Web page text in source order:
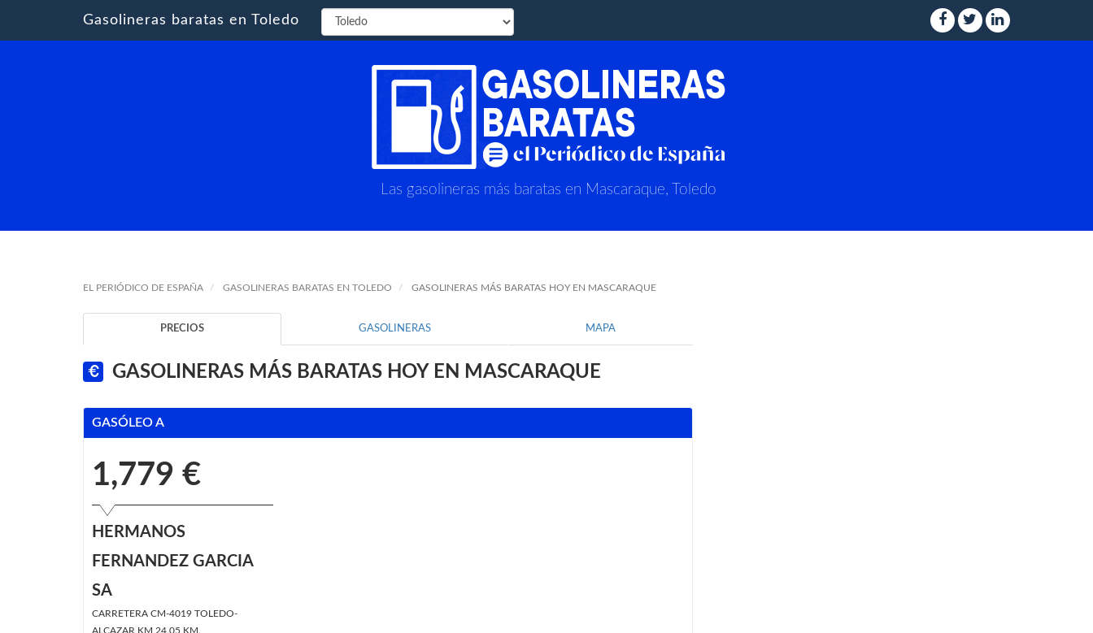
Gasolineras baratas en Toledo
Las gasolineras más baratas en Mascaraque, Toledo
EL PERIÓDICO DE ESPAÑA GASOLINERAS BARATAS EN TOLEDO GASOLINERAS MÁS BARATAS HOY EN MASCARAQUE
PRECIOS GASOLINERAS MAPA
GASOLINERAS MÁS BARATAS HOY EN MASCARAQUE
GASÓLEO A
1,779 €
HERMANOS
FERNANDEZ GARCIA
SA
CARRETERA CM-4019 TOLEDO-
ALCAZAR KM 24.05 KM.